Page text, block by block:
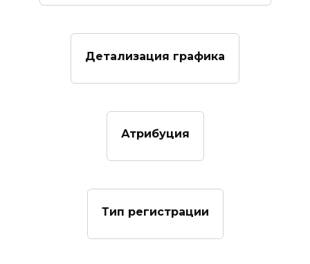
Детализация графика
Атрибуция
Тип регистрации